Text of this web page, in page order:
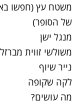
משטח עץ (חפשו
של הסופר)
מנגל ישן
משולשי זווית מברזל
נייר שיוף
לקה שקופה
מה עושים?